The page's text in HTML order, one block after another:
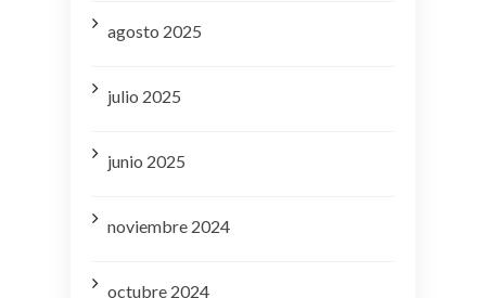
agosto 2025
julio 2025
junio 2025
noviembre 2024
octubre 2024